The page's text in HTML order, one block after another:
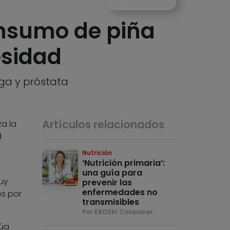
de piña
y próstata
la
por
Artículos relacionados
Nutrición
‘Nutrición primaria’:
una guía para
prevenir las
enfermedades no
transmisibles
Por EROSKI Consumer